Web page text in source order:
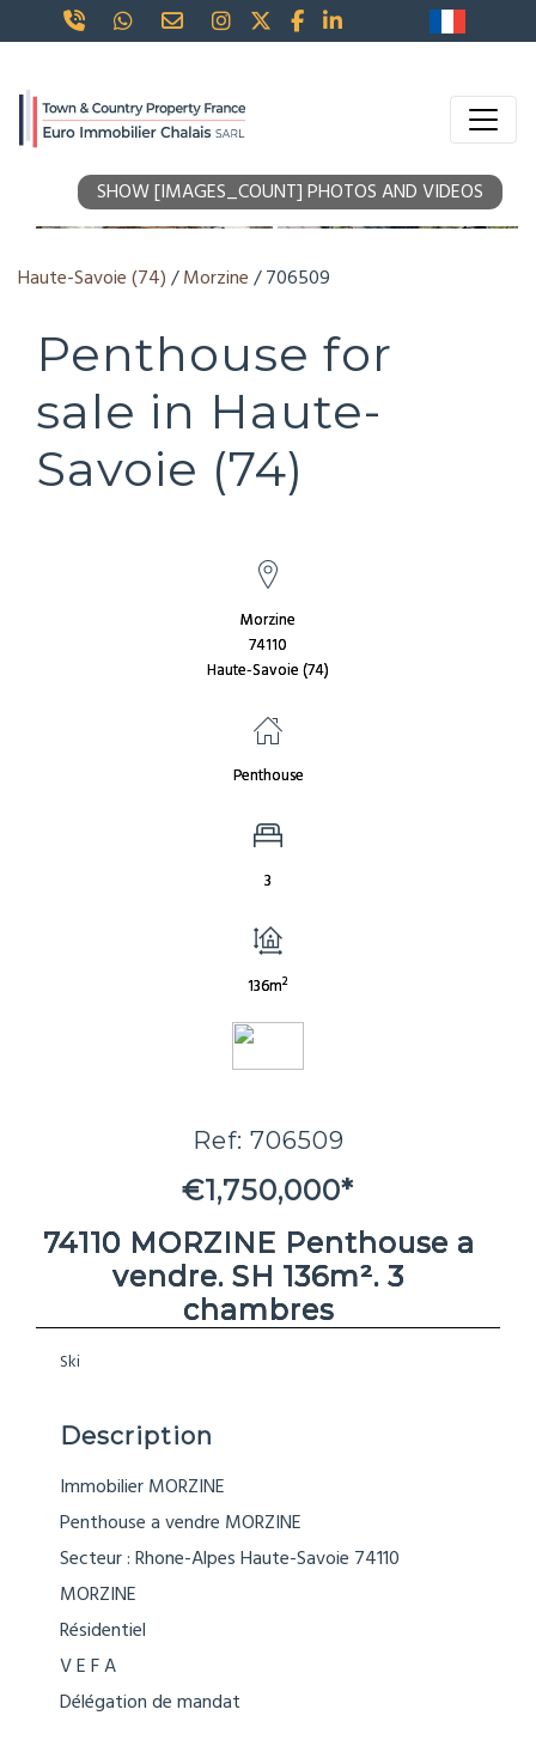
SHOW [IMAGES_COUNT] PHOTOS AND VIDEOS
Haute-Savoie (74)/Morzine/ 706509
Penthouse for
sale in Haute-
Savoie (74)
Morzine
74110
Haute-Savoie (74)
Penthouse
3
136m2
Ref: 706509
€1,750,000*
74110 MORZINE Penthouse a
vendre. SH 136m². 3
chambres
Ski
Description
Immobilier MORZINE
Penthouse a vendre MORZINE
Secteur : Rhone-Alpes Haute-Savoie 74110
MORZINE
Résidentiel
V E F A
Délégation de mandat